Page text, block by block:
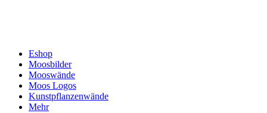
Eshop
Moosbilder
Mooswände
Moos Logos
Kunstpflanzenwände
Mehr